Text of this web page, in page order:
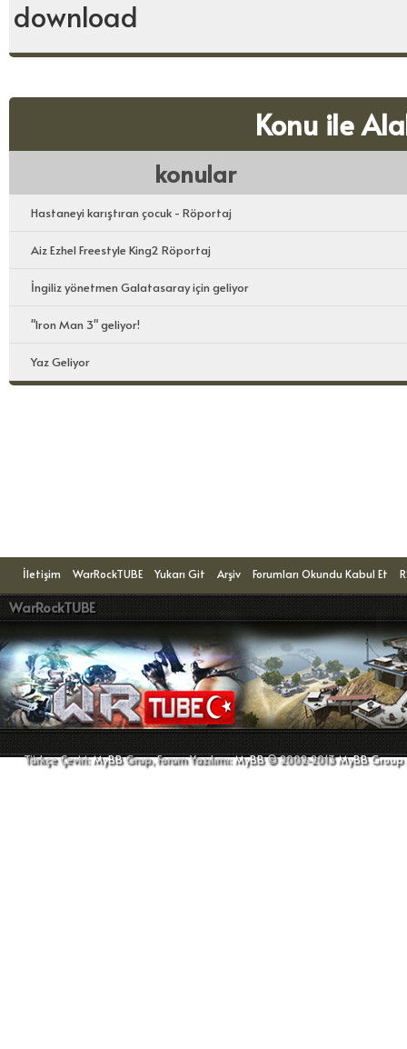
download
Konu ile
konular
Hastaneyi karıştıran çocuk - Röportaj
Aiz Ezhel Freestyle King2 Röportaj
İngiliz yönetmen Galatasaray için geliyor
"Iron Man 3" geliyor!
Yaz Geliyor
İletişim WarRockTUBE Yukarı Git Arşiv Forumları Okundu Kabul Et
WarRockTUBE
Türkçe Çeviri:MyBBGrup, Forum Yazılımı:MyBB© 2002-2013MyBB Group